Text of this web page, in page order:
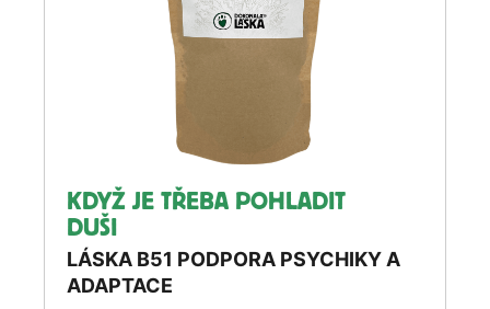
KDYŽ JE TŘEBA POHLADIT
DUŠI
LÁSKA B51 PODPORA PSYCHIKY A
ADAPTACE